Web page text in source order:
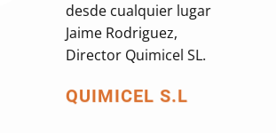
desde cualquier lugar
Jaime Rodriguez,
Director Quimicel SL.
QUIMICEL S.L